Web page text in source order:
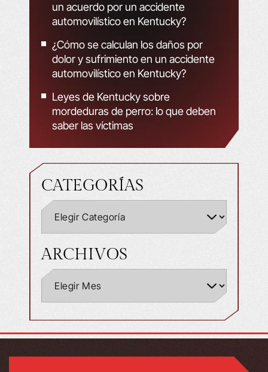
un acuerdo por un accidente
automovilístico en Kentucky?
¿Cómo se calculan los daños por
dolor y sufrimiento en un accidente
automovilístico en Kentucky?
Leyes de Kentucky sobre
mordeduras de perro: lo que deben
saber las víctimas
CATEGORÍAS
ARCHIVOS